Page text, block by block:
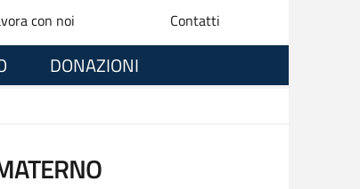
con noi Contatti
DONAZIONI